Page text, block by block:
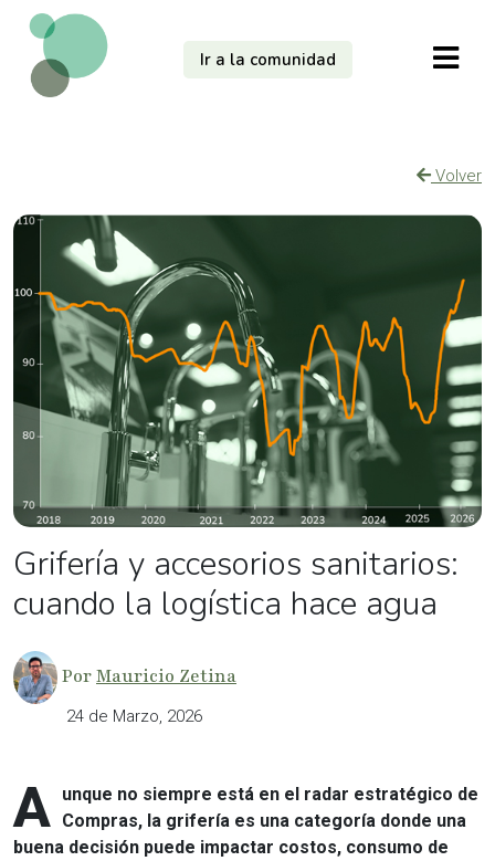
Ir a la comunidad
Volver
Grifería y accesorios sanitarios:
cuando la logística hace agua
PorMauricio Zetina
24 de Marzo, 2026
A unque no siempre está en el radar estratégico de
Compras, la grifería es una categoría donde una
buena decisión puede impactar costos, consumo de